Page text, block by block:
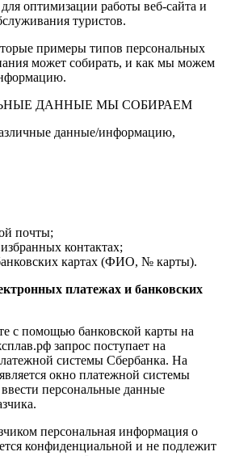
оптимизации работы веб-сайта и
туристов.
примеры типов персональных
может собирать, и как мы можем
ДАННЫЕ МЫ СОБИРАЕМ
данные/информацию,
почты;
контактах;
картах (ФИО, № карты).
платежах и банковских
с помощью банковской карты на
запрос поступает на
системы Сбербанка. На
окно платежной системы
персональные данные
персональная информация о
конфиденциальной и не подлежит